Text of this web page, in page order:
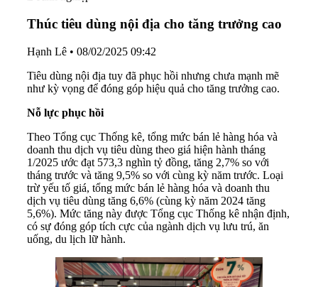
Thúc tiêu dùng nội địa cho tăng trưởng cao
Hạnh Lê • 08/02/2025 09:42
Tiêu dùng nội địa tuy đã phục hồi nhưng chưa mạnh mẽ
như kỳ vọng để đóng góp hiệu quả cho tăng trưởng cao.
Nỗ lực phục hồi
Theo Tổng cục Thống kê, tổng mức bán lẻ hàng hóa và
doanh thu dịch vụ tiêu dùng theo giá hiện hành tháng
1/2025 ước đạt 573,3 nghìn tỷ đồng, tăng 2,7% so với
tháng trước và tăng 9,5% so với cùng kỳ năm trước. Loại
trừ yếu tố giá, tổng mức bán lẻ hàng hóa và doanh thu
dịch vụ tiêu dùng tăng 6,6% (cùng kỳ năm 2024 tăng
5,6%). Mức tăng này được Tổng cục Thống kê nhận định,
có sự đóng góp tích cực của ngành dịch vụ lưu trú, ăn
uống, du lịch lữ hành.